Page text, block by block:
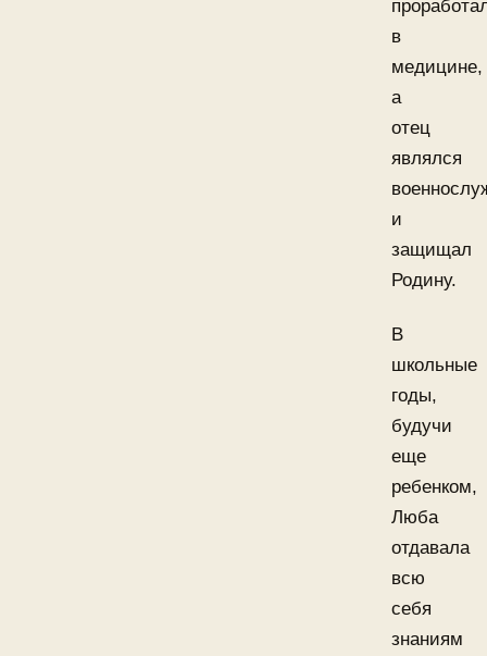
в
медицине,
а
отец
являлся
и
защищал
Родину.
В
школьные
годы,
будучи
еще
ребенком,
Люба
отдавала
всю
себя
знаниям